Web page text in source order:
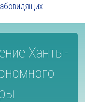
Ханты-